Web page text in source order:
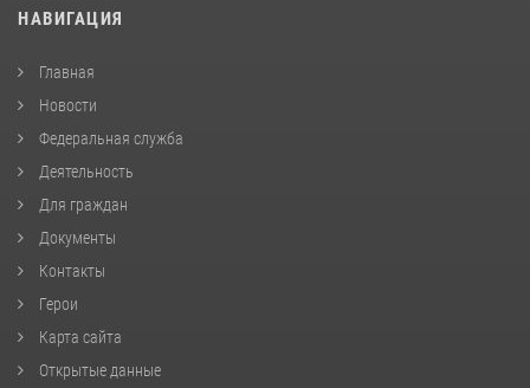
НАВИГАЦИЯ
Главная
Новости
Федеральная служба
Деятельность
Для граждан
Документы
Контакты
Герои
Карта сайта
Открытые данные